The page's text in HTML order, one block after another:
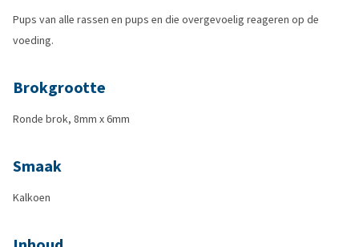
Pups van alle rassen en pups en die overgevoelig reageren op de
voeding.
Brokgrootte
Ronde brok, 8mm x 6mm
Smaak
Kalkoen